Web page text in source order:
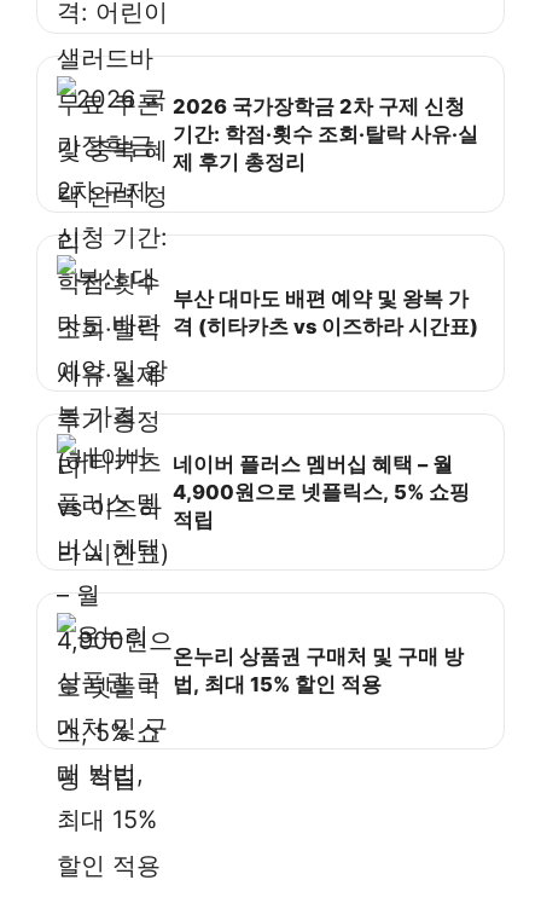
2026 국가장학금 2차 구제 신청
기간: 학점·횟수 조회·탈락 사유·실
제 후기 총정리
부산 대마도 배편 예약 및 왕복 가
격 (히타카츠 vs 이즈하라 시간표)
네이버 플러스 멤버십 혜택 – 월
4,900원으로 넷플릭스, 5% 쇼핑
적립
온누리 상품권 구매처 및 구매 방
법, 최대 15% 할인 적용